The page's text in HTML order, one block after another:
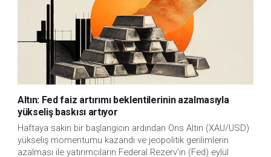
Altın: Fed faiz artırımı beklentilerinin azalmasıyla
yükseliş baskısı artıyor
Haftaya sakin bir başlangıcın ardından Ons Altın (XAU/USD)
yükseliş momentumu kazandı ve jeopolitik gerilimlerin
azalması ile yatırımcıların Federal Rezerv'in (Fed) eylül